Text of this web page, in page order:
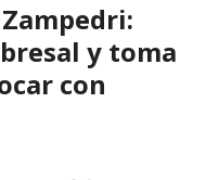
y toma
con